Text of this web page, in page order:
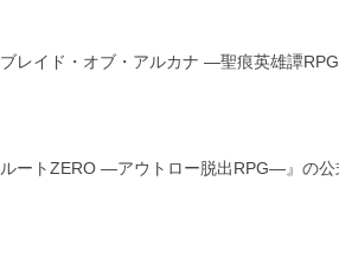
レイド・オブ・アルカナ ―聖痕英雄譚
ートZERO ―アウトロー脱出RPG―』の公